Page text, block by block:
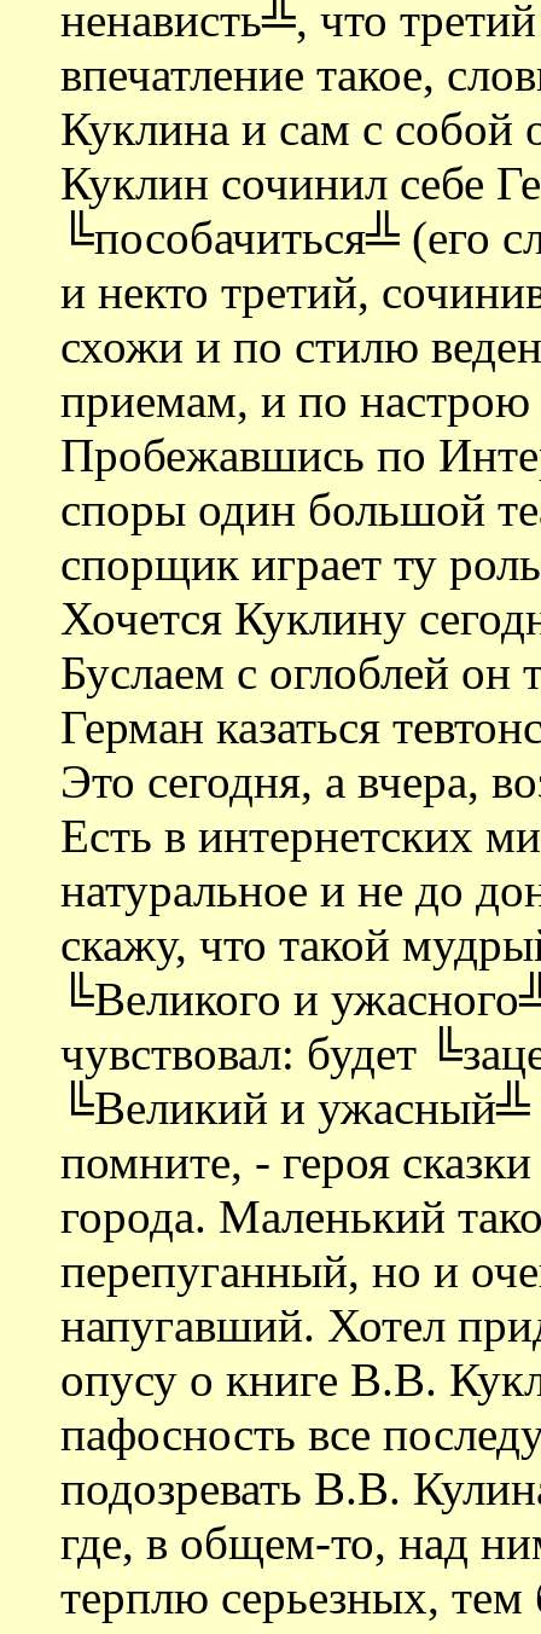
ненависть╩, что
впечатление такое,
Куклина и сам с собой
Куклин сочинил себе
╚пособачиться╩ (его
и некто третий,
схожи и по стилю
приемам, и по настрою
Пробежавшись по
споры один большой
спорщик играет ту
Хочется Куклину
Буслаем с оглоблей он
Герман казаться
Это сегодня, а вчера,
Есть в интернетских
натуральное и не до
скажу, что такой
╚Великого и
чувствовал: будет
╚Великий и
помните, - героя
города. Маленький
перепуганный, но и
напугавший. Хотел
опусу о книге В.В.
пафосность все
подозревать В.В.
где, в общем-то, над
терплю серьезных, тем